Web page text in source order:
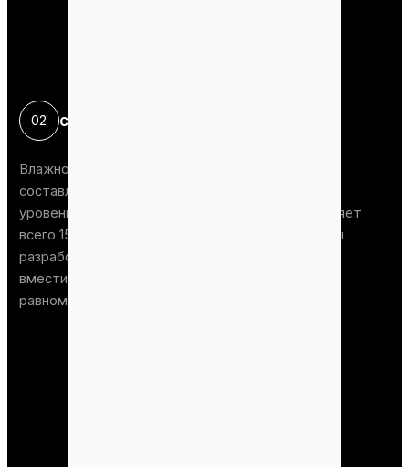
02 сушка
Влажность свежих пустых фруктовых гроздьев
составляет от 55% до 65%. Однако идеальный
уровень влажности для гранулирования составляет
всего 15%-18%. Поэтому для этого процесса мы
разработали сушильный барабан большой
вместимости. Он обеспечивает быструю и
равномерную сушку.